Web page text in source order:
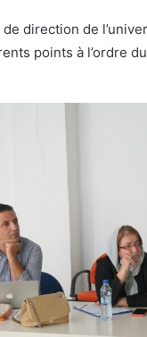
direction de
points à l’ordre